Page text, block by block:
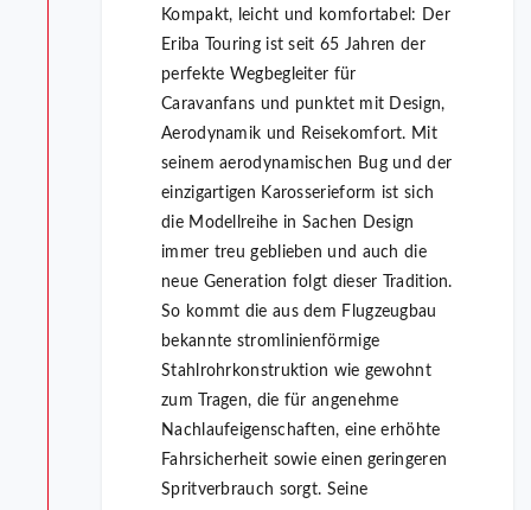
Kompakt, leicht und komfortabel: Der
Eriba Touring ist seit 65 Jahren der
perfekte Wegbegleiter für
Caravanfans und punktet mit Design,
Aerodynamik und Reisekomfort. Mit
seinem aerodynamischen Bug und der
einzigartigen Karosserieform ist sich
die Modellreihe in Sachen Design
immer treu geblieben und auch die
neue Generation folgt dieser Tradition.
So kommt die aus dem Flugzeugbau
bekannte stromlinienförmige
Stahlrohrkonstruktion wie gewohnt
zum Tragen, die für angenehme
Nachlaufeigenschaften, eine erhöhte
Fahrsicherheit sowie einen geringeren
Spritverbrauch sorgt. Seine